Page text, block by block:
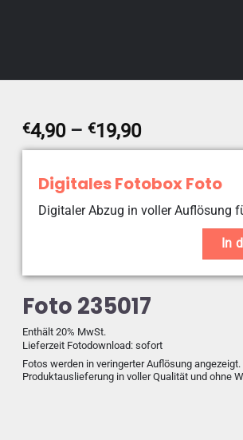
Foto 235017
€4,90 – €19,90Preisspanne:
€4,90
€19,90
Enthält 20% MwSt.
Lieferzeit Fotodownload: sofort
Fotos werden in veringerter Auflösung angezeigt.
Produktauslieferung in voller Qualität und ohne
Digitales Fotobox Foto
Digitaler Abzug in voller Auflösung
In